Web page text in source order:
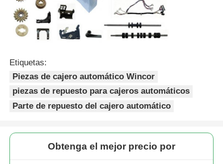
Etiquetas:
Piezas de cajero automático Wincor
piezas de repuesto para cajeros automáticos
Parte de repuesto del cajero automático
Obtenga el mejor precio por